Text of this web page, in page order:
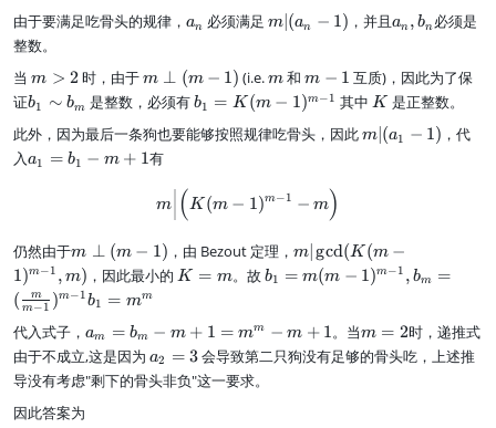
m
_
n
m
-
1
m
o
v
er
m
-
}
b
_
{
n
-
由于要满足吃骨头的规律，a
an 必须满足m
a
_
-
m (an − 1) ，并且a
,
b
n
an , bn 必须是
整数。
当m
>
2
m > 2时，由于m
\
p
er
p
)
m ⊥ (m − 1) (i.e.m
m 和m
-1
m − 1 互质)，因此为了保
证b
1
\
m
b1 ∼ bm 是整数，必须有b
1
(
1
)
m
-
1
b1 = K (m − 1)m−1 其中 K
K 是正整数。
此外，因为最后一条狗也要能够按照规律吃骨头，因此m
1
)
m (a1 − 1) ，代
入a
_
1
-
m
+
1
a1 = b1 − m + 1有
m \Big|\Big( K(m-1)^{m-1} -
m ( K (m − 1)m−1 − m)
仍然由于m
p
(
m
-
1
m ⊥ (m − 1 ) ，由 Bezout 定理， m
d
(
K
m∣ gcd(K (m −
1 )m−1 , m) ，因此最小的 K
K = m。故 b
=
m
b1 = m(m − 1 )m−1 , bm
=
( m−1
m )m−1b1 = mm
代入式子，a
_
m
=
am = bm − m + 1 = mm − m + 1。当m
=
2
m = 2时，递推式
由于不成立,这是因为a
_
2
a2 = 3会导致第二只狗没有足够的骨头吃，上述推
导没有考虑"剩下的骨头非负"这一要求。
因此答案为